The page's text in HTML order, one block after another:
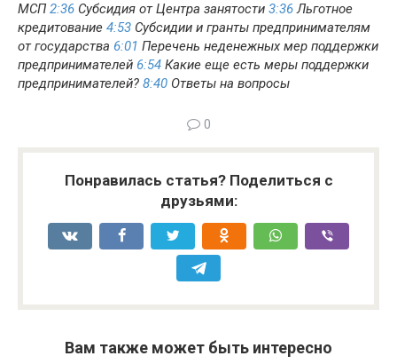
МСП2:36 Субсидия от Центра занятости 3:36Льготное
кредитование 4:53 Субсидии и гранты предпринимателям
от государства 6:01 Перечень неденежных мер поддержки
предпринимателей 6:54 Какие еще есть меры поддержки
предпринимателей? 8:40 Ответы на вопросы
0
Понравилась статья? Поделиться с
друзьями:
Вам также может быть интересно